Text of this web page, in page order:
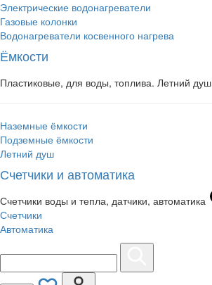
Электрические водонагреватели
Газовые колонки
Водонагреватели косвенного нагрева
Ёмкости
Пластиковые, для воды, топлива. Летний душ
Наземные ёмкости
Подземные ёмкости
Летний душ
Счетчики и автоматика
Счетчики воды и тепла, датчики, автоматика
Счетчики
Автоматика